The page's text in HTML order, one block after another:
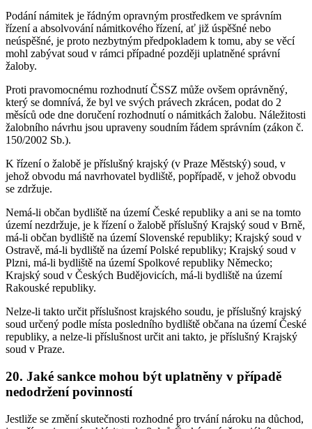
Podání námitek je řádným opravným prostředkem ve správním
řízení a absolvování námitkového řízení, ať již úspěšné nebo
neúspěšné, je proto nezbytným předpokladem k tomu, aby se věcí
mohl zabývat soud v rámci případné později uplatněné správní
žaloby.
Proti pravomocnému rozhodnutí ČSSZ může ovšem oprávněný,
který se domnívá, že byl ve svých právech zkrácen, podat do 2
měsíců ode dne doručení rozhodnutí o námitkách žalobu. Náležitosti
žalobního návrhu jsou upraveny soudním řádem správním (zákon č.
150/2002 Sb.).
K řízení o žalobě je příslušný krajský (v Praze Městský) soud, v
jehož obvodu má navrhovatel bydliště, popřípadě, v jehož obvodu
se zdržuje.
Nemá-li občan bydliště na území České republiky a ani se na tomto
území nezdržuje, je k řízení o žalobě příslušný Krajský soud v Brně,
má-li občan bydliště na území Slovenské republiky; Krajský soud v
Ostravě, má-li bydliště na území Polské republiky; Krajský soud v
Plzni, má-li bydliště na území Spolkové republiky Německo;
Krajský soud v Českých Budějovicích, má-li bydliště na území
Rakouské republiky.
Nelze-li takto určit příslušnost krajského soudu, je příslušný krajský
soud určený podle místa posledního bydliště občana na území České
republiky, a nelze-li příslušnost určit ani takto, je příslušný Krajský
soud v Praze.
20. Jaké sankce mohou být uplatněny v případě
nedodržení povinností
Jestliže se změní skutečnosti rozhodné pro trvání nároku na důchod,